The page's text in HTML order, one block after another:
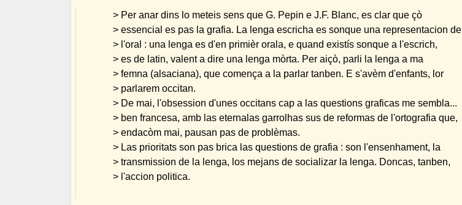
> Per anar dins lo meteis sens que G. Pepin e J.F. Blanc, es clar que çò
> essencial es pas la grafia. La lenga escricha es sonque una representacion de
> l'oral : una lenga es d'en primièr orala, e quand existís sonque a l'escrich,
> es de latin, valent a dire una lenga mòrta. Per aiçò, parli la lenga a ma
> femna (alsaciana), que comença a la parlar tanben. E s'avèm d'enfants, lor
> parlarem occitan.
> De mai, l'obsession d'unes occitans cap a las questions graficas me sembla...
> ben francesa, amb las eternalas garrolhas sus de reformas de l'ortografia que,
> endacòm mai, pausan pas de problèmas.
> Las prioritats son pas brica las questions de grafia : son l'ensenhament, la
> transmission de la lenga, los mejans de socializar la lenga. Doncas, tanben,
> l'accion politica.